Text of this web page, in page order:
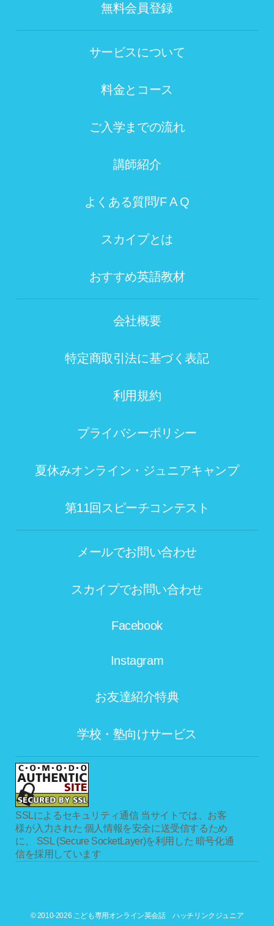
無料会員登録
サービスについて
料金とコース
ご入学までの流れ
講師紹介
よくある質問/F A Q
スカイプとは
おすすめ英語教材
会社概要
特定商取引法に基づく表記
利用規約
プライバシーポリシー
夏休みオンライン・ジュニアキャンプ
第11回スピーチコンテスト
メールでお問い合わせ
スカイプでお問い合わせ
Facebook
Instagram
お友達紹介特典
学校・塾向けサービス
SSLによるセキュリティ通信 当サイトでは、お客
様が入力された 個人情報を安全に送受信するため
に、 SSL (Secure SocketLayer)を利用した 暗号化通
信を採用しています
© 2010-2026 こども専用オンライン英会話 ハッチリンクジュニア